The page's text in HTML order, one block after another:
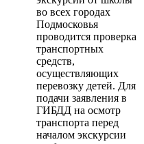
во всех городах
Подмосковья
проводится проверка
транспортных
средств,
осуществляющих
перевозку детей. Для
подачи заявления в
ГИБДД на осмотр
транспорта перед
началом экскурсии